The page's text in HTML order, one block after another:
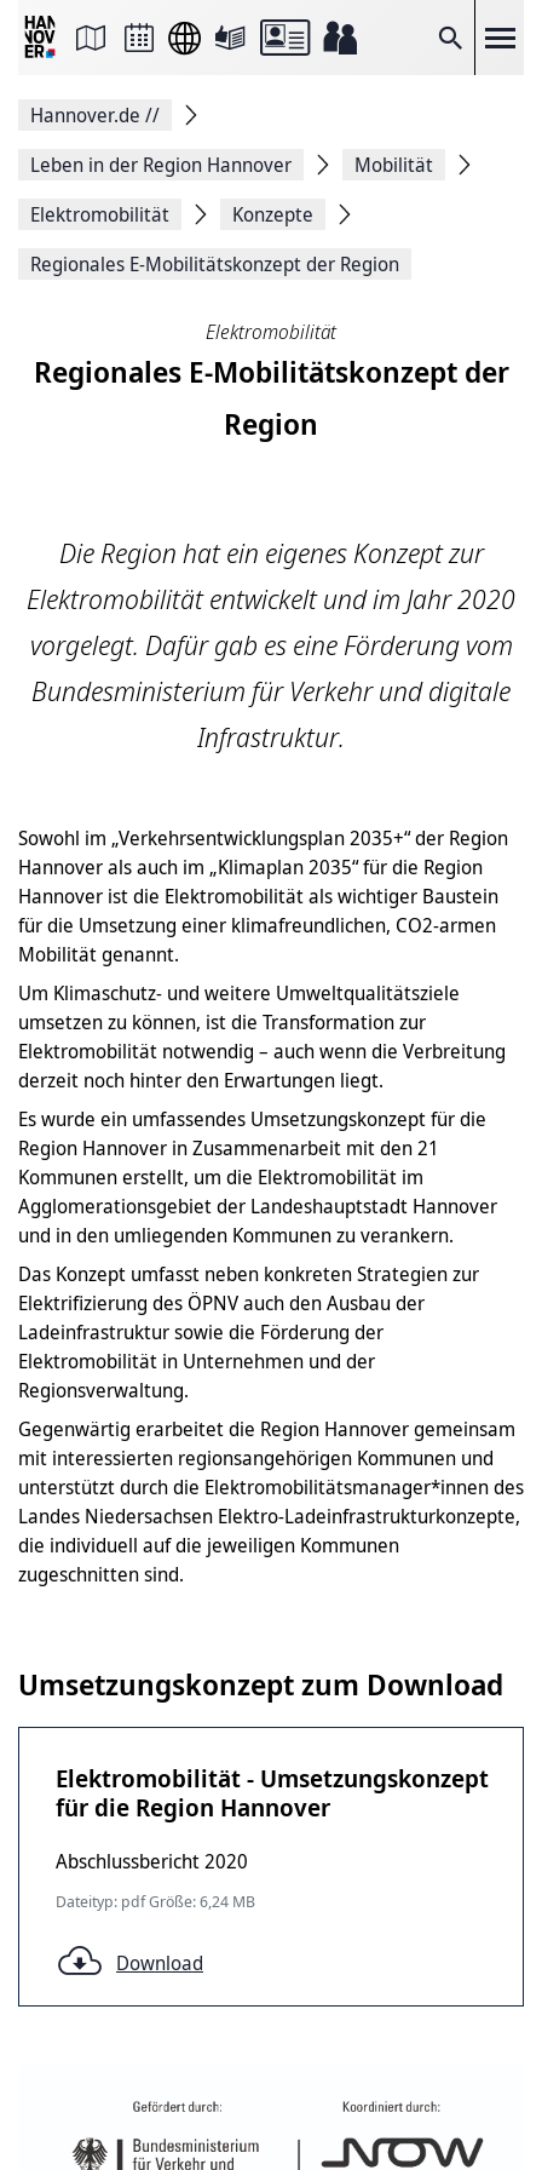
Suche
Seite
Facebook
teilen
Seitenlink
Seite
Hannover.de //
Leben in der Region Hannover
Mobilität
Elektromobilität
Konzepte
Regionales E-Mobilitätskonzept der Region
Elektromobilität
Regionales E-Mobilitätskonzept der
Region
Die Region hat ein eigenes Konzept zur
Elektromobilität entwickelt und im Jahr 2020
vorgelegt. Dafür gab es eine Förderung vom
Bundesministerium für Verkehr und digitale
Infrastruktur.
Sowohl im „Verkehrsentwicklungsplan 2035+“ der Region
Hannover als auch im „Klimaplan 2035“ für die Region
Hannover ist die Elektromobilität als wichtiger Baustein
für die Umsetzung einer klimafreundlichen, CO2-armen
Mobilität genannt.
Um Klimaschutz- und weitere Umweltqualitätsziele
umsetzen zu können, ist die Transformation zur
Elektromobilität notwendig – auch wenn die Verbreitung
derzeit noch hinter den Erwartungen liegt.
Es wurde ein umfassendes Umsetzungskonzept für die
Region Hannover in Zusammenarbeit mit den 21
Kommunen erstellt, um die Elektromobilität im
Agglomerationsgebiet der Landeshauptstadt Hannover
und in den umliegenden Kommunen zu verankern.
Das Konzept umfasst neben konkreten Strategien zur
Elektrifizierung des ÖPNV auch den Ausbau der
Ladeinfrastruktur sowie die Förderung der
Elektromobilität in Unternehmen und der
Regionsverwaltung.
Gegenwärtig erarbeitet die Region Hannover gemeinsam
mit interessierten regionsangehörigen Kommunen und
unterstützt durch die Elektromobilitätsmanager*innen des
Landes Niedersachsen Elektro-Ladeinfrastrukturkonzepte,
die individuell auf die jeweiligen Kommunen
zugeschnitten sind.
Umsetzungskonzept zum Download
Elektromobilität - Umsetzungskonzept
für die Region Hannover
Abschlussbericht 2020
Dateityp: pdf Größe: 6,24 MB
Download